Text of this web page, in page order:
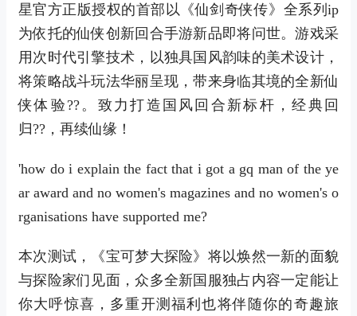
星官方正版授权的首部以《仙剑奇侠传》全系列ip
为依托的仙侠创新回合手游新品即将问世。游戏采
用次时代引擎技术，以独具国风韵味的美术设计，
将策略战斗玩法华丽呈现，带来身临其境的全新仙
侠体验??。致力打造国风回合新标杆，经典回
归??，再续仙缘！
'how do i explain the fact that i got a gq man of the ye
ar award and no women's magazines and no women's o
rganisations have supported me?
本次测试，《宝可梦大探险》将以焕然一新的面貌
与探险家们见面，众多全新国服独占内容一定能让
你大呼惊喜，多重开测福利也将伴随你的奇趣旅